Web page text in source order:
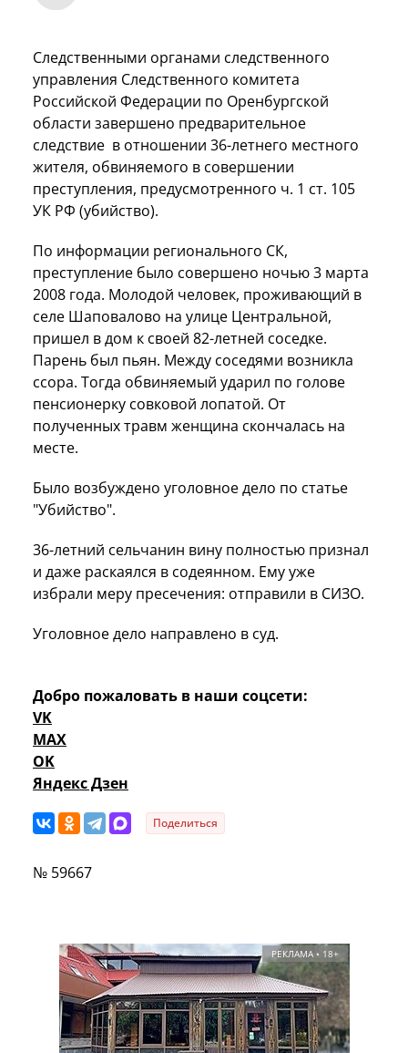
Следственными органами следственного
управления Следственного комитета
Российской Федерации по Оренбургской
области завершено предварительное
следствие в отношении 36-летнего местного
жителя, обвиняемого в совершении
преступления, предусмотренного ч. 1 ст. 105
УК РФ (убийство).
По информации регионального СК,
преступление было совершено ночью 3 марта
2008 года. Молодой человек, проживающий в
селе Шаповалово на улице Центральной,
пришел в дом к своей 82-летней соседке.
Парень был пьян. Между соседями возникла
ссора. Тогда обвиняемый ударил по голове
пенсионерку совковой лопатой. От
полученных травм женщина скончалась на
месте.
Было возбуждено уголовное дело по статье
"Убийство".
36-летний сельчанин вину полностью признал
и даже раскаялся в содеянном. Ему уже
избрали меру пресечения: отправили в СИЗО.
Уголовное дело направлено в суд.
Добро пожаловать в наши соцсети:
VK
MAX
OK
Яндекс Дзен
Поделиться
№ 59667
РЕКЛАМА • 18+